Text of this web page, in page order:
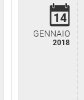
14
GENNAIO
2018